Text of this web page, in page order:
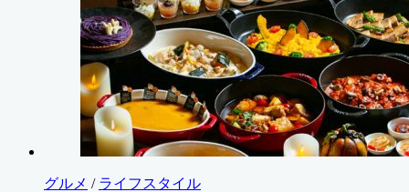
グルメ / ライフスタイル